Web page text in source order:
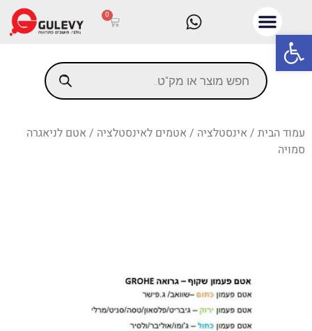
פתח סרגל נגישות
0
עמוד הבית / אינסטלציה / אטמים לאינסטלציה / אטם לניאגרה
סמויה